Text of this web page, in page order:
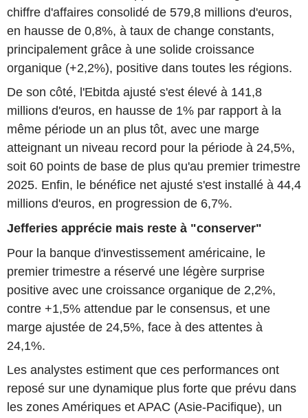
chiffre d'affaires consolidé de 579,8 millions d'euros,
en hausse de 0,8%, à taux de change constants,
principalement grâce à une solide croissance
organique (+2,2%), positive dans toutes les régions.
De son côté, l'Ebitda ajusté s'est élevé à 141,8
millions d'euros, en hausse de 1% par rapport à la
même période un an plus tôt, avec une marge
atteignant un niveau record pour la période à 24,5%,
soit 60 points de base de plus qu'au premier trimestre
2025. Enfin, le bénéfice net ajusté s'est installé à 44,4
millions d'euros, en progression de 6,7%.
Jefferies apprécie mais reste à "conserver"
Pour la banque d'investissement américaine, le
premier trimestre a réservé une légère surprise
positive avec une croissance organique de 2,2%,
contre +1,5% attendue par le consensus, et une
marge ajustée de 24,5%, face à des attentes à
24,1%.
Les analystes estiment que ces performances ont
reposé sur une dynamique plus forte que prévu dans
les zones Amériques et APAC (Asie-Pacifique), un